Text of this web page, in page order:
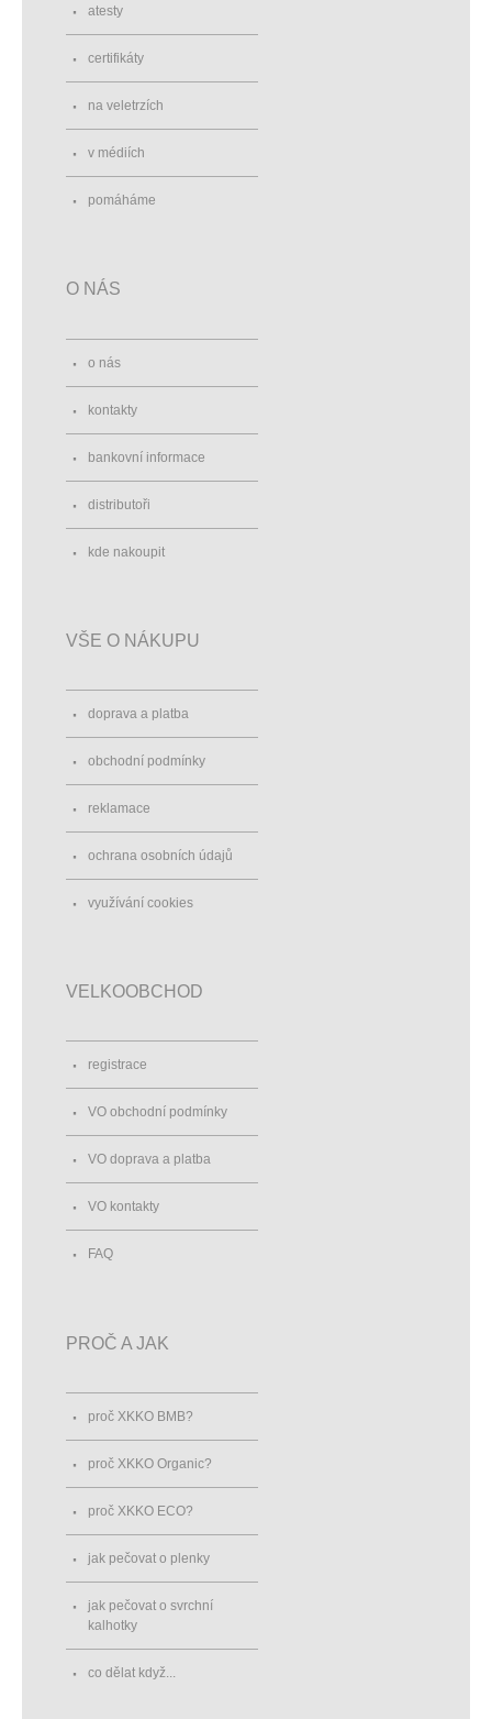
atesty
certifikáty
na veletrzích
v médiích
pomáháme
O NÁS
o nás
kontakty
bankovní informace
distributoři
kde nakoupit
VŠE O NÁKUPU
doprava a platba
obchodní podmínky
reklamace
ochrana osobních údajů
využívání cookies
VELKOOBCHOD
registrace
VO obchodní podmínky
VO doprava a platba
VO kontakty
FAQ
PROČ A JAK
proč XKKO BMB?
proč XKKO Organic?
proč XKKO ECO?
jak pečovat o plenky
jak pečovat o svrchní
kalhotky
co dělat když...